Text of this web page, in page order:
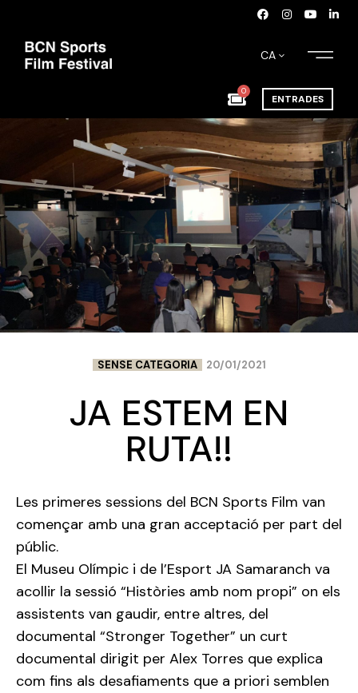
CA
0
ENTRADES
SENSE CATEGORIA 20/01/2021
JA ESTEM EN
RUTA!!
Les primeres sessions del BCN Sports Film van
començar amb una gran acceptació per part del
públic.
El Museu Olímpic i de l’Esport JA Samaranch va
acollir la sessió “Històries amb nom propi” on els
assistents van gaudir, entre altres, del
documental “Stronger Together” un curt
documental dirigit per Alex Torres que explica
com fins als desafiaments que a priori semblen